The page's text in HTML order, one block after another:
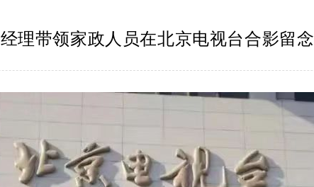
经理带领家政人员在北京电视台合影留念